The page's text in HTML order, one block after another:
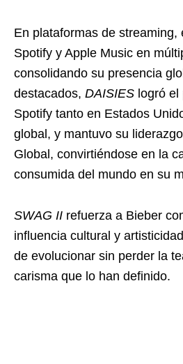
En plataformas de streaming,
Spotify y Apple Music en
consolidando su presencia
destacados, DAISIES logró
Spotify tanto en Estados
global, y mantuvo su
Global, convirtiéndose en la
consumida del mundo en su
SWAG II refuerza a Bieber
influencia cultural y
de evolucionar sin perder la
carisma que lo han definido.